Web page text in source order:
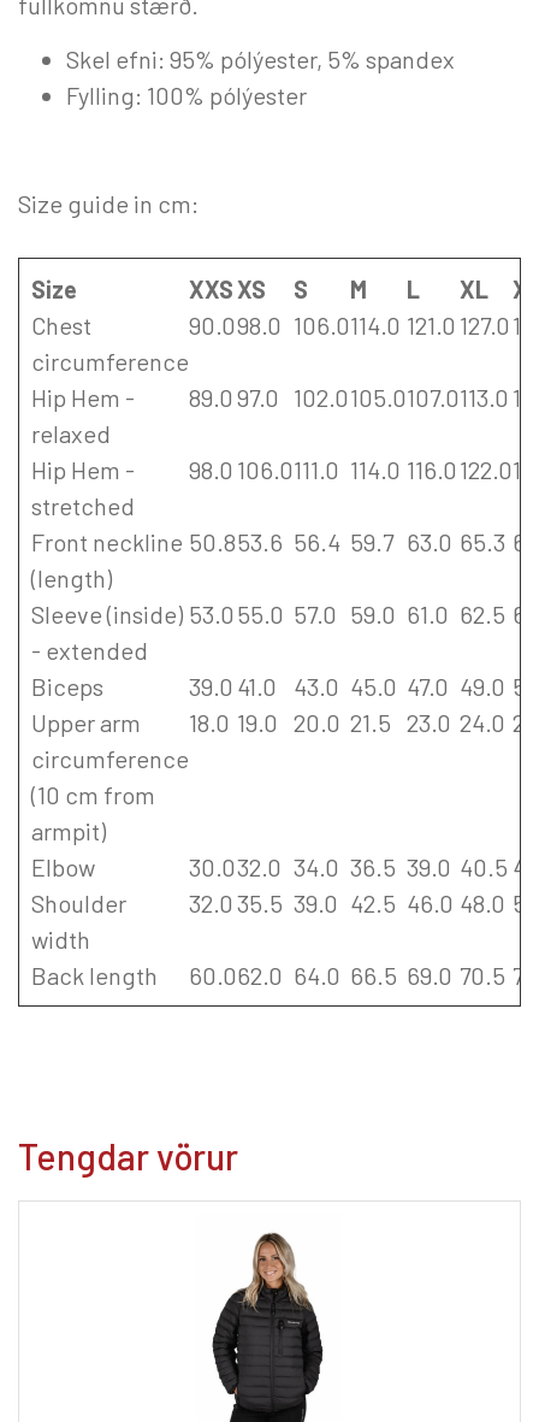
Skel efni: 95% pólýester, 5% spandex
Fylling: 100% pólýester
Size guide in cm:
Size XXSXS S M L XL
Chest
circumference
90.098.0 106.0114.0 121.0 127.0
Hip Hem -
relaxed
89.0 97.0 102.0105.0107.0113.0
Hip Hem -
stretched
98.0 106.0111.0 114.0 116.0 122.0
Front neckline
(length)
50.853.6 56.4 59.7 63.0 65.3
Sleeve (inside)
- extended
53.0 55.0 57.0 59.0 61.0 62.5
Biceps 39.0 41.0 43.0 45.0 47.0 49.0
Upper arm
circumference
(10 cm from
armpit)
18.0 19.0 20.0 21.5 23.0 24.0
Elbow 30.032.0 34.0 36.5 39.0 40.5
Shoulder
width
32.0 35.5 39.0 42.5 46.0 48.0
Back length 60.062.0 64.0 66.5 69.0 70.5
Tengdar vörur